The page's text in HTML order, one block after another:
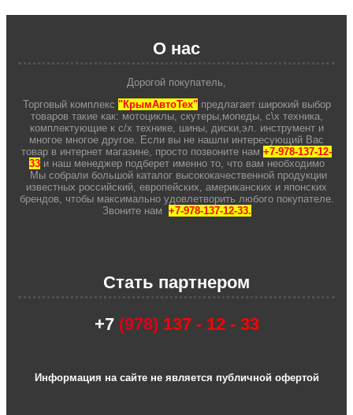
О нас
Дорогой покупатель,
Торговый комплекс "КрымАвтоТех"предлагает широкий выбор
товаров такие как: мотоциклы, скутеры,мопеды, с\х техника,
комплектующие к с/х технике, шины, диски,эл. инструмент и
многое многое другое. Если вы не нашли интересующий Вас
товар в интернет магазине, просто позвоните нам +7-978-137-12-
33 и наш менеджер подберет именно то, что вам необходимо
Мы собрали большой каталог высококачественной продукции
известных российский, европейских, американских и японских
брендов, чтобы максимально удовлетворить любого покупателе.
Звоните нам +7-978-137-12-33.
Стать партнером
+7(978) 137 - 12 - 33
Информация на сайте не является публичной офертой